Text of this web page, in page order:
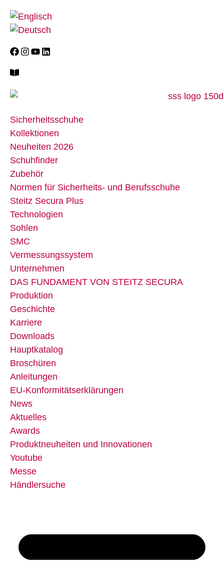
Sicherheitsschuhe
Kollektionen
Neuheiten 2026
Schuhfinder
Zubehör
Normen für Sicherheits- und Berufsschuhe
Steitz Secura Plus
Technologien
Sohlen
SMC
Vermessungssystem
Unternehmen
DAS FUNDAMENT VON STEITZ SECURA
Produktion
Geschichte
Karriere
Downloads
Hauptkatalog
Broschüren
Anleitungen
EU-Konformitätserklärungen
News
Aktuelles
Awards
Produktneuheiten und Innovationen
Youtube
Messe
Händlersuche